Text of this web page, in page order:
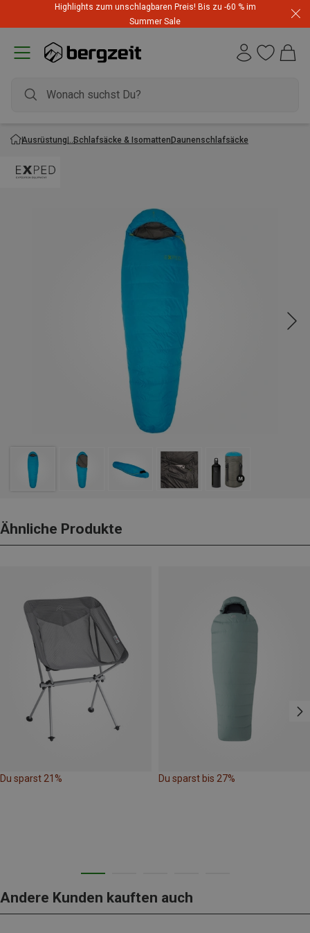
Highlights zum unschlagbaren Preis! Bis zu -60 % im
Summer Sale
Ausrüstung Schlafsäcke & IsomattenDaunenschlafsäcke
Ähnliche Produkte
Du sparst 21% Du sparst bis 27%
Andere Kunden kauften auch